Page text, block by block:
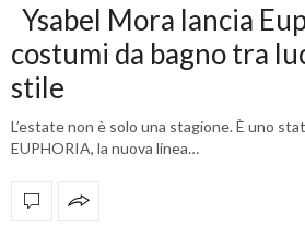
Ysabel Mora lancia
costumi da bagno tra
stile
L’estate non è solo una stagione. È uno
EUPHORIA, la nuova linea…